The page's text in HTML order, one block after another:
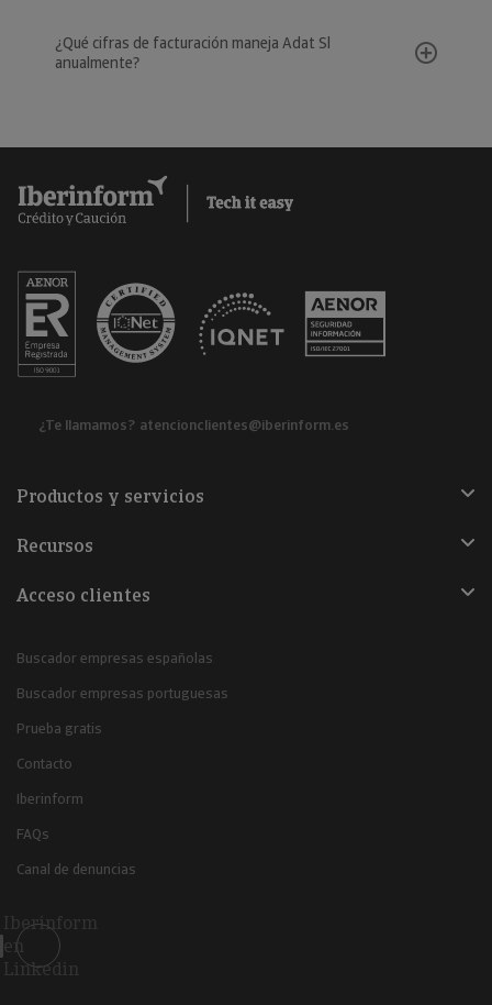
¿Qué cifras de facturación maneja Adat Sl
anualmente?
¿Te llamamos? atencionclientes@iberinform.es
Productos y servicios
Recursos
Acceso clientes
Buscador empresas españolas
Buscador empresas portuguesas
Prueba gratis
Contacto
Iberinform
FAQs
Canal de denuncias
Iberinform
en
Linkedin